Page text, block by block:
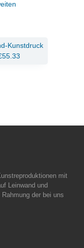
Kunstdruck
mit
Leinwand und
der bei uns